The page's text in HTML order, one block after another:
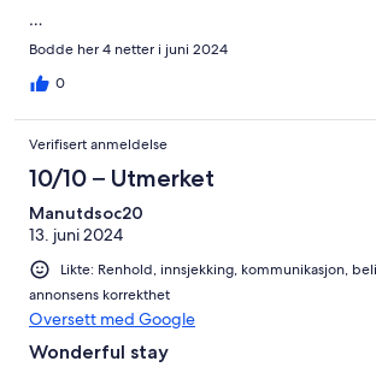
…
Bodde her 4 netter i juni 2024
0
Verifisert anmeldelse
10/10 – Utmerket
Manutdsoc20
13. juni 2024
Likte: Renhold, innsjekking, kommunikasjon,
annonsens korrekthet
Oversett med Google
Wonderful stay